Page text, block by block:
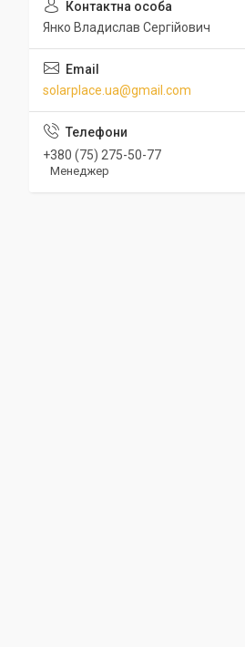
Янко Владислав Сергійович
solarplace.ua@gmail.com
+380 (75) 275-50-77
Менеджер